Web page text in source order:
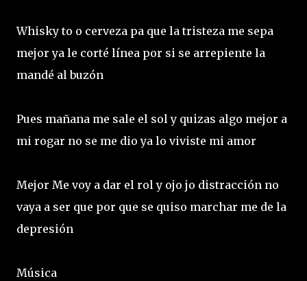
Whisky to o cerveza pa que la tristeza me sepa
mejor ya le corté línea por si se arrepiente la
mandé al buzón
Pues mañana me sale el sol y quizas algo mejor a
mi rogar no se me dio ya lo viviste mi amor
Mejor Me voy a dar el rol y ojo jo distracción no
vaya a ser que por que se quiso marchar me de la
depresión
Música